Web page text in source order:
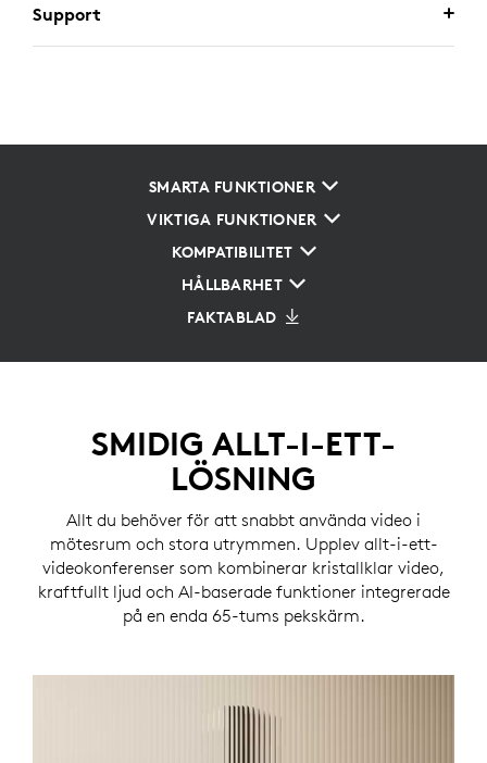
Support
SMARTA FUNKTIONER
VIKTIGA FUNKTIONER
KOMPATIBILITET
HÅLLBARHET
FAKTABLAD
SMIDIG ALLT-I-ETT-
LÖSNING
Allt du behöver för att snabbt använda video i
mötesrum och stora utrymmen. Upplev allt-i-ett-
videokonferenser som kombinerar kristallklar video,
kraftfullt ljud och AI-baserade funktioner integrerade
på en enda 65-tums pekskärm.